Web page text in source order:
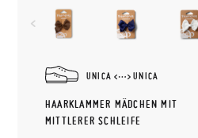
UNICA UNICA
HAARKLAMMER MÄDCHEN MIT
MITTLERER SCHLEIFE